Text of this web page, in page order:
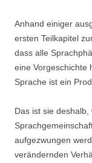
Anhand einiger
ersten Teilkapitel
dass alle
eine Vorgeschichte
Sprache ist ein
Das ist sie
aufgezwungen
verändernden